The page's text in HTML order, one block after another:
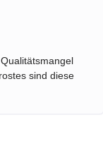
sind diese